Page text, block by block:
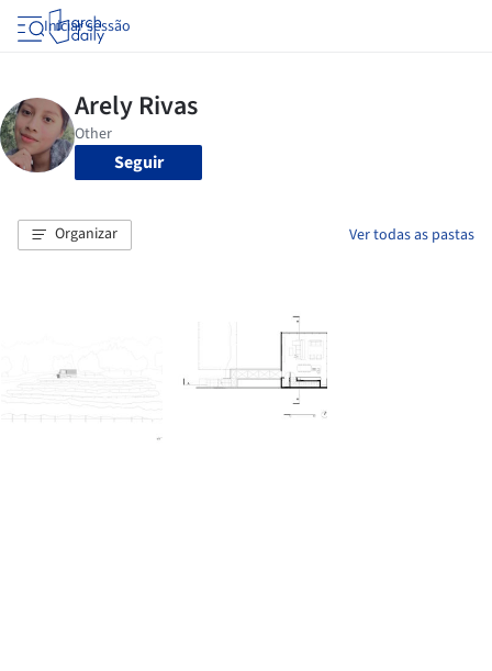
Iniciar sessão
Seguir
Organizar Ver todas as pastas